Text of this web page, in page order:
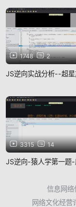
1748 2
JS逆向实战分析--超
3315 14
JS逆向-猿人学第一题
信息网
网络文化经